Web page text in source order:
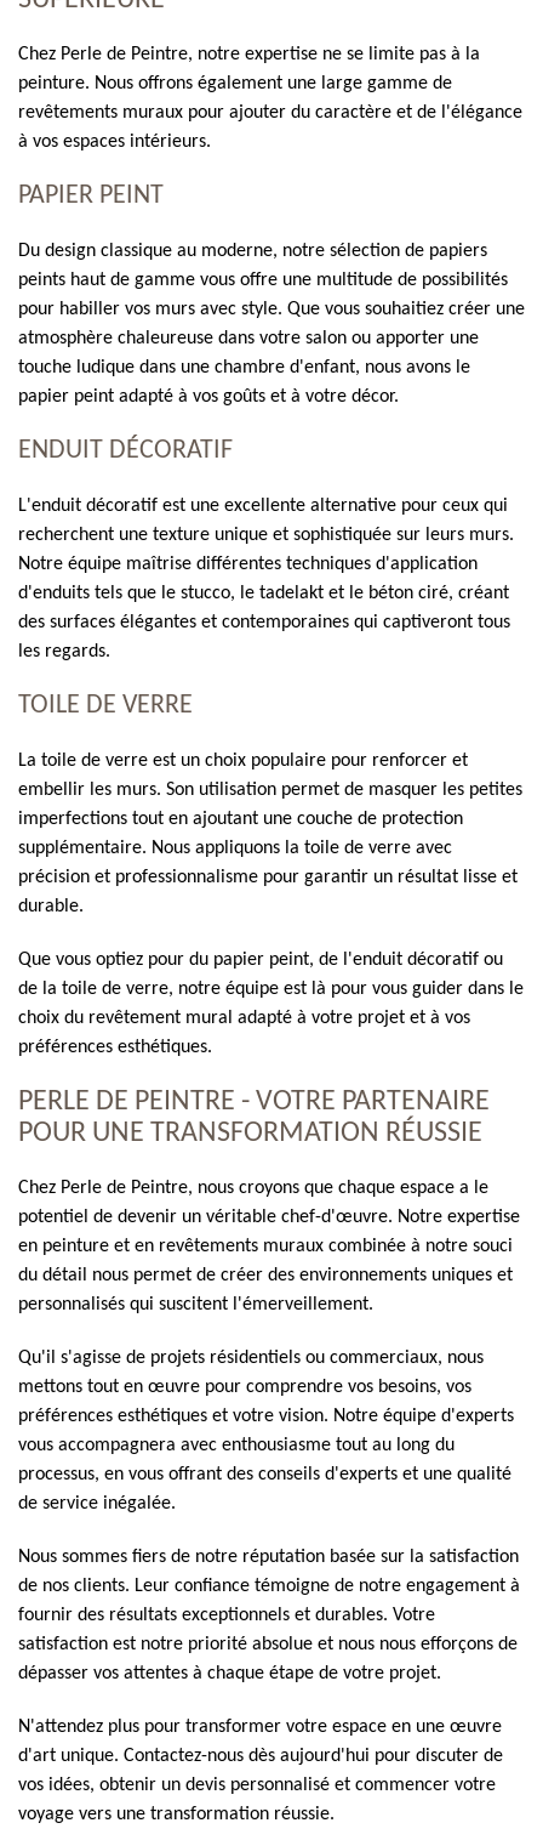
Chez Perle de Peintre, notre expertise ne se limite pas à la
peinture. Nous offrons également une large gamme de
revêtements muraux pour ajouter du caractère et de l'élégance
à vos espaces intérieurs.
PAPIER PEINT
Du design classique au moderne, notre sélection de papiers
peints haut de gamme vous offre une multitude de possibilités
pour habiller vos murs avec style. Que vous souhaitiez créer une
atmosphère chaleureuse dans votre salon ou apporter une
touche ludique dans une chambre d'enfant, nous avons le
papier peint adapté à vos goûts et à votre décor.
ENDUIT DÉCORATIF
L'enduit décoratif est une excellente alternative pour ceux qui
recherchent une texture unique et sophistiquée sur leurs murs.
Notre équipe maîtrise différentes techniques d'application
d'enduits tels que le stucco, le tadelakt et le béton ciré, créant
des surfaces élégantes et contemporaines qui captiveront tous
les regards.
TOILE DE VERRE
La toile de verre est un choix populaire pour renforcer et
embellir les murs. Son utilisation permet de masquer les petites
imperfections tout en ajoutant une couche de protection
supplémentaire. Nous appliquons la toile de verre avec
précision et professionnalisme pour garantir un résultat lisse et
durable.
Que vous optiez pour du papier peint, de l'enduit décoratif ou
de la toile de verre, notre équipe est là pour vous guider dans le
choix du revêtement mural adapté à votre projet et à vos
préférences esthétiques.
PERLE DE PEINTRE - VOTRE PARTENAIRE
POUR UNE TRANSFORMATION RÉUSSIE
Chez Perle de Peintre, nous croyons que chaque espace a le
potentiel de devenir un véritable chef-d'œuvre. Notre expertise
en peinture et en revêtements muraux combinée à notre souci
du détail nous permet de créer des environnements uniques et
personnalisés qui suscitent l'émerveillement.
Qu'il s'agisse de projets résidentiels ou commerciaux, nous
mettons tout en œuvre pour comprendre vos besoins, vos
préférences esthétiques et votre vision. Notre équipe d'experts
vous accompagnera avec enthousiasme tout au long du
processus, en vous offrant des conseils d'experts et une qualité
de service inégalée.
Nous sommes fiers de notre réputation basée sur la satisfaction
de nos clients. Leur confiance témoigne de notre engagement à
fournir des résultats exceptionnels et durables. Votre
satisfaction est notre priorité absolue et nous nous efforçons de
dépasser vos attentes à chaque étape de votre projet.
N'attendez plus pour transformer votre espace en une œuvre
d'art unique. Contactez-nous dès aujourd'hui pour discuter de
vos idées, obtenir un devis personnalisé et commencer votre
voyage vers une transformation réussie.